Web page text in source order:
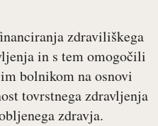
zdraviliškega
in s tem omogočili
bolnikom na osnovi
tovrstnega zdravljenja
zdravja.